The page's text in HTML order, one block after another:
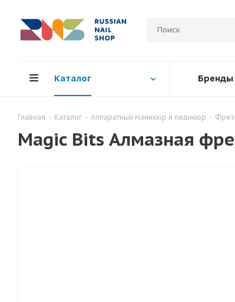
Каталог Бренды
Главная - Каталог - Аппаратный маникюр и педикюр -
Magic Bits Алмазная